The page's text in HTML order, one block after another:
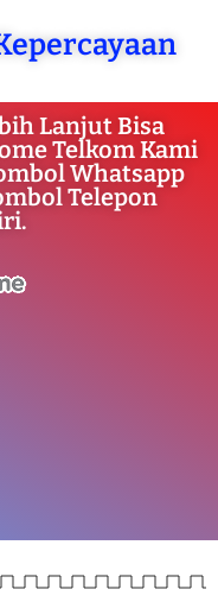
Lanjut Bisa
Telkom Kami
Whatsapp
Telepon